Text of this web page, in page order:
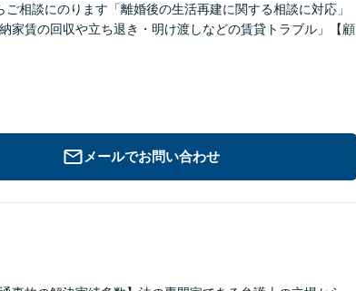
相談にのります「離婚後の生活再建に関する相談に対応」
家賃の回収や立ち退き・明け渡しなどの賃貸トラブル」【顧
メールでお問い合わせ